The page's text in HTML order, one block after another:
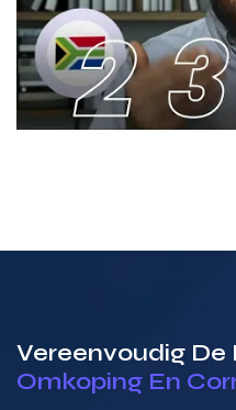
Vereenvoudig De
Omkoping En